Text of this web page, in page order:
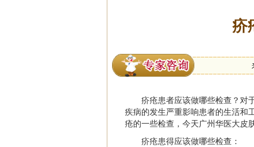
疥
疥疮患者应该做哪些检查？对
疾病的发生严重影响患者的生活和
疮的一些检查，今天广州华医大皮
疥疮患得应该做哪些检查：